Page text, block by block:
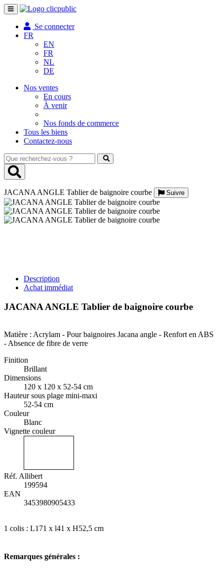
Toggle
navigation
Se connecter
FR
EN
FR
NL
DE
Nos ventes
En cours
À venir
Nos fonds de commerce
Tous les biens
Contactez-nous
Que
recherchez-
vous
JACANA ANGLE Tablier de baignoire courbe
Suivre
Description
Achat immédiat
JACANA ANGLE Tablier de baignoire courbe
Matière : Acrylam - Pour baignoires Jacana angle - Renfort en ABS
- Absence de fibre de verre
Finition
Brillant
Dimensions
120 x 120 x 52-54 cm
Hauteur sous plage mini-maxi
52-54 cm
Couleur
Blanc
Vignette couleur
Réf. Allibert
199594
EAN
3453980905433
1 colis : L171 x l41 x H52,5 cm
Remarques générales :